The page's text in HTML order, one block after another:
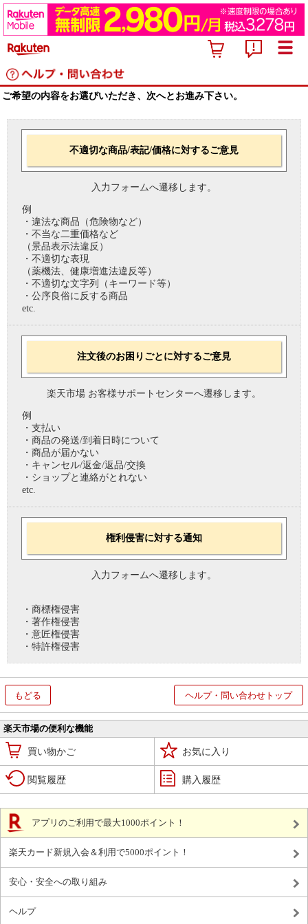
ご希望の内容をお選びいただき、次へとお進み下さい。
不適切な商品/表記/価格に対するご意見
入力フォームへ遷移します。
例
・違法な商品（危険物など）
・不当な二重価格など
（景品表示法違反）
・不適切な表現
（薬機法、健康増進法違反等）
・不適切な文字列（キーワード等）
・公序良俗に反する商品
etc.
注文後のお困りごとに対するご意見
楽天市場 お客様サポートセンターへ遷移します。
例
・支払い
・商品の発送/到着日時について
・商品が届かない
・キャンセル/返金/返品/交換
・ショップと連絡がとれない
etc.
権利侵害に対する通知
入力フォームへ遷移します。
・商標権侵害
・著作権侵害
・意匠権侵害
・特許権侵害
もどる ヘルプ・問い合わせトップ
楽天市場の便利な機能
買い物かご お気に入り
閲覧履歴 購入履歴
アプリのご利用で最大1000ポイント！
楽天カード新規入会＆利用で5000ポイント！
安心・安全への取り組み
ヘルプ